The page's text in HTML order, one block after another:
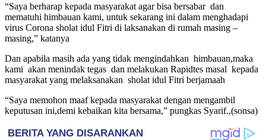
“Saya berharap kepada masyarakat agar bisa bersabar dan
mematuhi himbauan kami, untuk sekarang ini dalam menghadapi
virus Corona sholat idul Fitri di laksanakan di rumah masing –
masing,” katanya
Dan apabila masih ada yang tidak mengindahkan himbauan,maka
kami akan menindak tegas dan melakukan Rapidtes masal kepada
masyarakat yang melaksanakan sholat idul Fitri berjamaah
“Saya memohon maaf kepada masyarakat dengan mengambil
keputusan ini,demi kebaikan kita bersama,” pungkas Syarif.,(sonsa)